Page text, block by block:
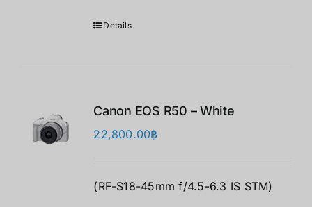
Details
Canon EOS R50 – White
22,800.00฿
(RF-S18-45mm f/4.5-6.3 IS STM)